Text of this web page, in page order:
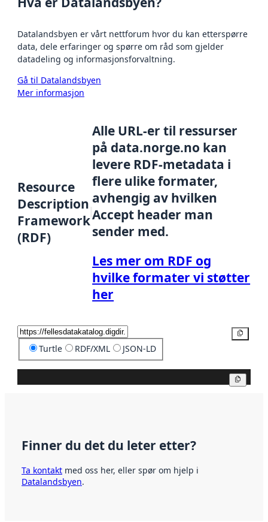
Datalandsbyen er vårt nettforum hvor du kan etterspørre
data, dele erfaringer og spørre om råd som gjelder
datadeling og informasjonsforvaltning.
Gå til Datalandsbyen
Mer informasjon
Resource
Description
Framework
(RDF)
Alle URL-er til ressurser
på data.norge.no kan
levere RDF-metadata i
flere ulike formater,
avhengig av hvilken
Accept header man
sender med.
Les mer om RDF og
hvilke formater vi støtter
her
Turtle RDF/XML JSON-LD
Finner du det du leter etter?
Ta kontakt med oss her, eller spør om hjelp i
Datalandsbyen.